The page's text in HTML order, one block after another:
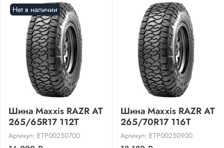
Нет в наличии
Шина Maxxis RAZR AT
265/65R17 112T
Артикул: ETP00250700
Шина Maxxis RAZR AT
265/70R17 116T
Артикул: ETP00250900